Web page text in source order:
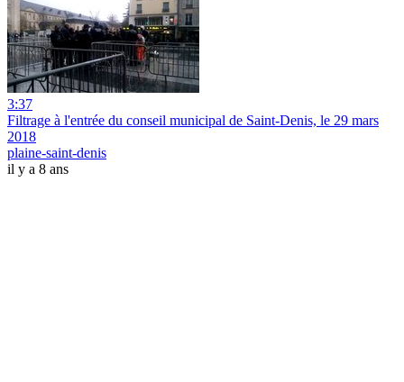
3:37
Filtrage à l'entrée du conseil municipal de Saint-Denis, le 29 mars
2018
plaine-saint-denis
il y a 8 ans